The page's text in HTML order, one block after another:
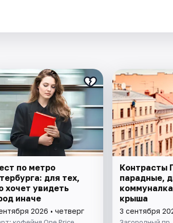
по метро
для тех,
хочет увидеть
иначе
2026 • четверг
Контрасты
парадные,
крыша
3 сентября